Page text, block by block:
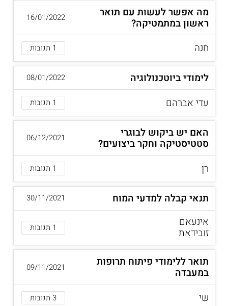
מה אפשר לעשות עם תואר
ראשון במתמטיקה?
חנה
1 תגובות
16/01/2022
לימודי ביוטכנולוגיה
עדי אברהם
1 תגובות
08/01/2022
האם יש ביקוש לבוגרי
סטטיסטיקה וחקר ביצועים?
רן
1 תגובות
06/12/2021
תנאי קבלה למדעי המוח
אינעאם
זובידאת 1 תגובות
30/11/2021
תואר ללימודי פיתוח תרופות
במעבדה
שי
3 תגובות
09/11/2021